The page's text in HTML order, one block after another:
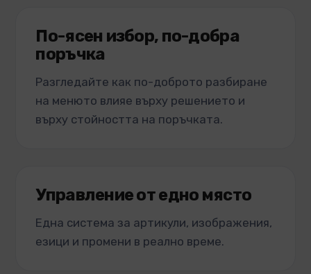
По-ясен избор, по-добра
поръчка
Разгледайте как по-доброто разбиране
на менюто влияе върху решението и
върху стойността на поръчката.
Управление от едно място
Една система за артикули, изображения,
езици и промени в реално време.